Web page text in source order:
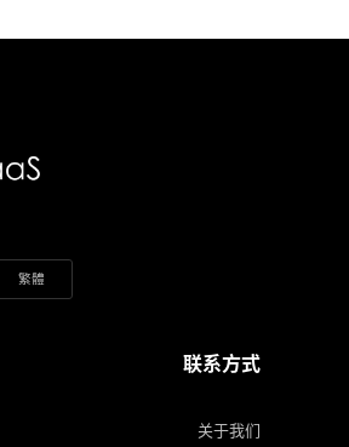
繁體
联系方式
关于我们